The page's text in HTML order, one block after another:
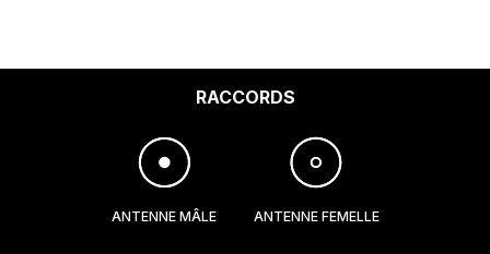
RACCORDS
ANTENNE MÂLE ANTENNE FEMELLE